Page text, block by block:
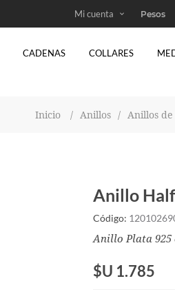
Mi cuenta
CADENAS COLLARES
Inicio / Anillos / Anillos de
Anillo Half
Código:
Anillo Plata 925
$U 1.785